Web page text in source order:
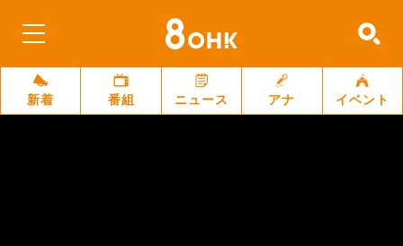
新着 番組 ニュース アナ イベント